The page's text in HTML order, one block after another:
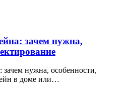
зачем нужна,
зачем нужна, особенности,
в доме или…